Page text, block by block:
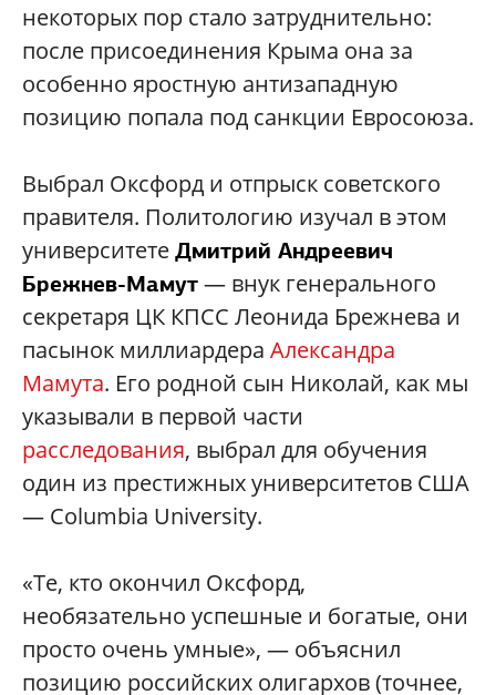
некоторых пор стало затруднительно:
после присоединения Крыма она за
особенно яростную антизападную
позицию попала под санкции Евросоюза.
Выбрал Оксфорд и отпрыск советского
правителя. Политологию изучал в этом
университетеДмитрий Андреевич
Брежнев-Мамут— внук генерального
секретаря ЦК КПСС Леонида Брежнева и
пасынок миллиардера Александра
Мамута. Его родной сын Николай, как мы
указывали в первой части
расследования, выбрал для обучения
один из престижных университетов США
— Columbia University.
«Те, кто окончил Оксфорд,
необязательно успешные и богатые, они
просто очень умные», — объяснил
позицию российских олигархов (точнее,